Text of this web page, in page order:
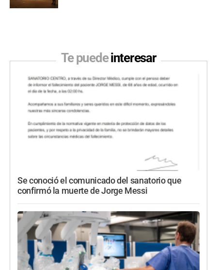
Te puedeinteresar
Se conoció el comunicado del sanatorio que
confirmó la muerte de Jorge Messi